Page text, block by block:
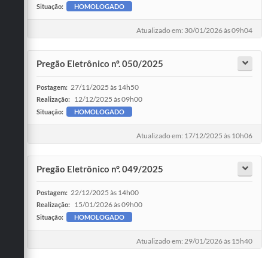
Situação: HOMOLOGADO
Atualizado em: 30/01/2026 às 09h04
Pregão Eletrônico nº. 050/2025
Postagem: 27/11/2025 às 14h50
Realização: 12/12/2025 às 09h00
Situação: HOMOLOGADO
Atualizado em: 17/12/2025 às 10h06
Pregão Eletrônico n°. 049/2025
Postagem: 22/12/2025 às 14h00
Realização: 15/01/2026 às 09h00
Situação: HOMOLOGADO
Atualizado em: 29/01/2026 às 15h40